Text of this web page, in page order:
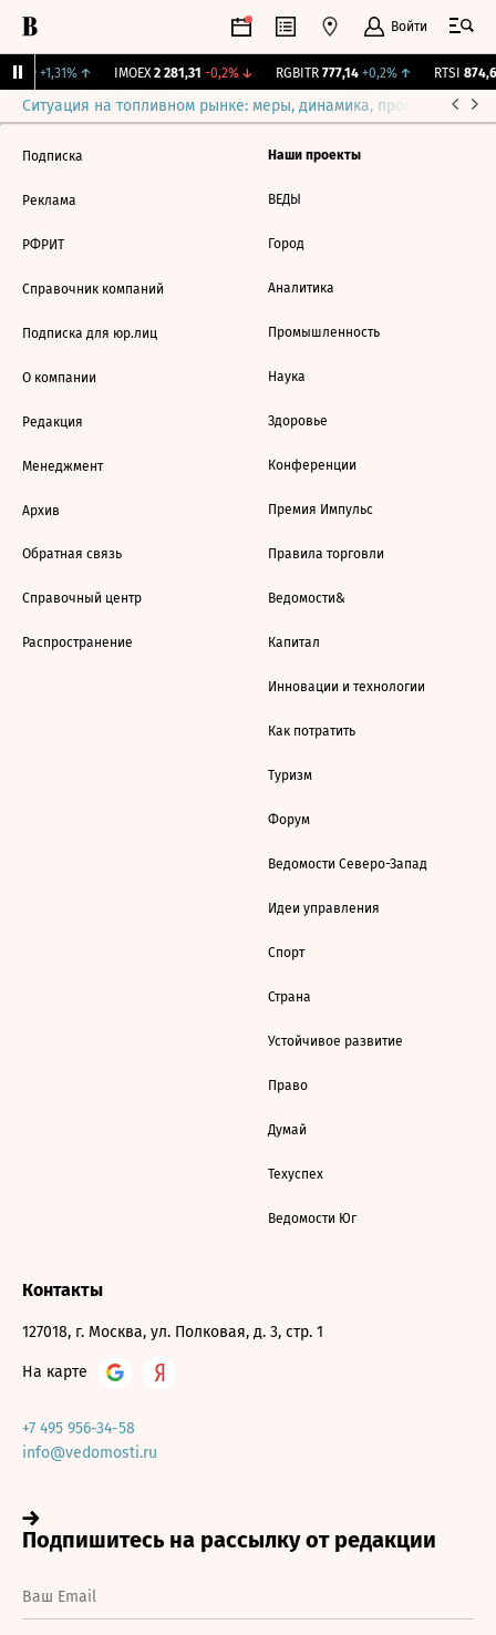
Войти
+1,31%↑ IMOEX 2 281,31 -0,2%↓ RGBITR 777,14 +0,2%↑ RTSI
Ситуация на топливном рынке: меры, динамика, прогнозы
Подписка
Реклама
РФРИТ
Справочник компаний
Подписка для юр.лиц
О компании
Редакция
Менеджмент
Архив
Обратная связь
Справочный центр
Распространение
Наши проекты
ВЕДЫ
Город
Аналитика
Промышленность
Наука
Здоровье
Конференции
Премия Импульс
Правила торговли
Ведомости&
Капитал
Инновации и технологии
Как потратить
Туризм
Форум
Ведомости Северо-Запад
Идеи управления
Спорт
Страна
Устойчивое развитие
Право
Думай
Техуспех
Ведомости Юг
Контакты
127018, г. Москва, ул. Полковая, д. 3, стр. 1
На карте
+7 495 956-34-58
info@vedomosti.ru